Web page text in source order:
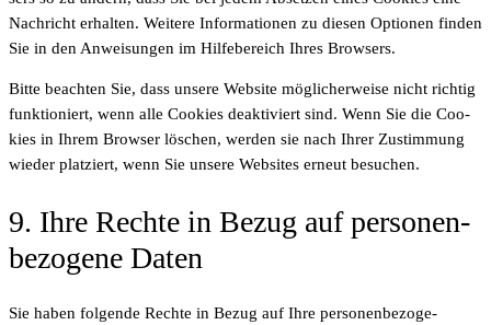
Nach­richt erhal­ten. Wei­te­re Infor­ma­tio­nen zu die­sen Optio­nen fin­den
Sie in den Anwei­sun­gen im Hil­fe­be­reich Ihres Browsers.
Bit­te beach­ten Sie, dass unse­re Web­site mög­li­cher­wei­se nicht rich­tig
funk­tio­niert, wenn alle Coo­kies deak­ti­viert sind. Wenn Sie die Coo­
kies in Ihrem Brow­ser löschen, wer­den sie nach Ihrer Zustim­mung
wie­der plat­ziert, wenn Sie unse­re Web­sites erneut besuchen.
9. Ihre Rech­te in Bezug auf per­so­nen­
be­zo­ge­ne Daten
Sie haben fol­gen­de Rech­te in Bezug auf Ihre per­so­nen­be­zo­ge­